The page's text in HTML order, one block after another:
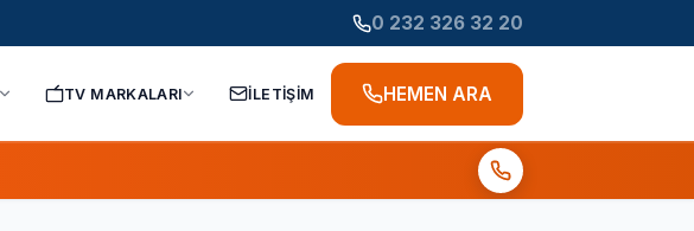
0 232 326 32 20
TV MARKALARI İLETİŞİM HEMEN ARA